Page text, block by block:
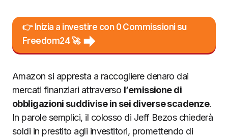
👉 Inizia a investire con 0 Commissioni su
Freedom24 🚀
Amazon si appresta a raccogliere denaro dai
mercati finanziari attraverso l’emissione di
obbligazioni suddivise in sei diverse scadenze.
In parole semplici, il colosso di Jeff Bezos chiederà
soldi in prestito agli investitori, promettendo di